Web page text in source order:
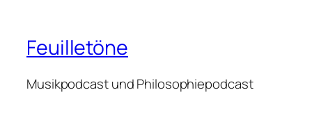
Feuilletöne
Musikpodcast und Philosophiepodcast